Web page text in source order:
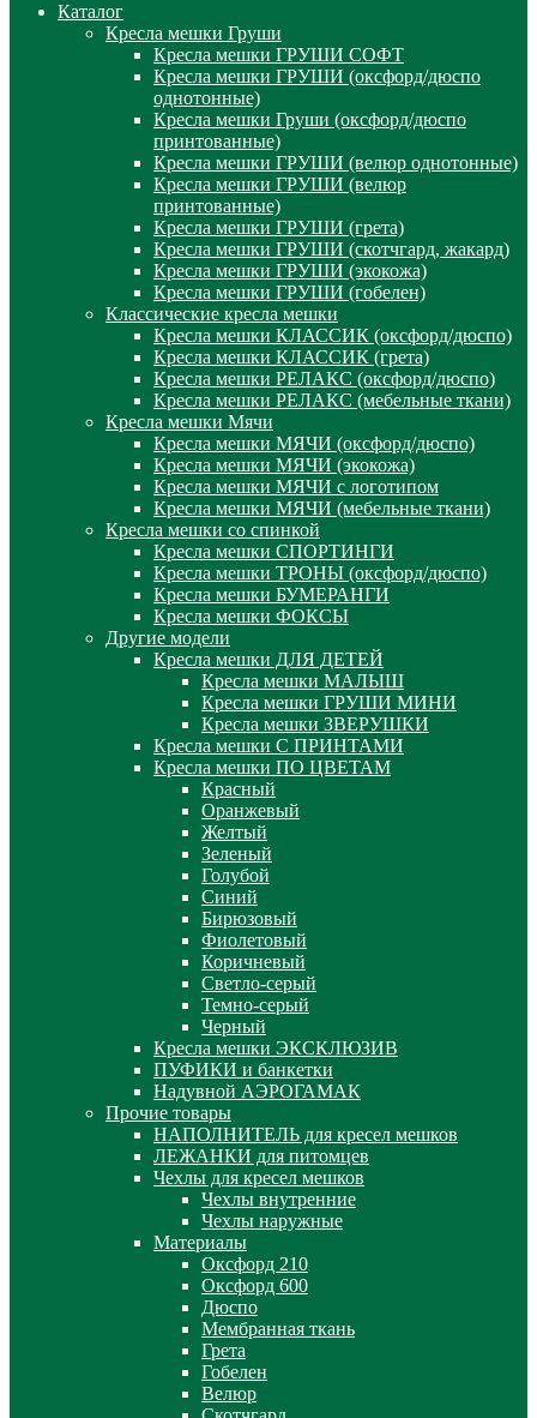
Каталог
Кресла мешки Груши
Кресла мешки ГРУШИ СОФТ
Кресла мешки ГРУШИ (оксфорд/дюспо
однотонные)
Кресла мешки Груши (оксфорд/дюспо
принтованные)
Кресла мешки ГРУШИ (велюр однотонные)
Кресла мешки ГРУШИ (велюр
принтованные)
Кресла мешки ГРУШИ (грета)
Кресла мешки ГРУШИ (скотчгард, жакард)
Кресла мешки ГРУШИ (экокожа)
Кресла мешки ГРУШИ (гобелен)
Классические кресла мешки
Кресла мешки КЛАССИК (оксфорд/дюспо)
Кресла мешки КЛАССИК (грета)
Креслa мешки РЕЛАКС (оксфорд/дюспо)
Креслa мешки РЕЛАКС (мебельные ткани)
Кресла мешки Мячи
Кресла мешки МЯЧИ (оксфорд/дюспо)
Кресла мешки МЯЧИ (экокожа)
Кресла мешки МЯЧИ с логотипом
Кресла мешки МЯЧИ (мебельные ткани)
Кресла мешки со спинкой
Кресла мешки СПОРТИНГИ
Кресла мешки ТРОНЫ (оксфорд/дюспо)
Кресла мешки БУМЕРАНГИ
Кресла мешки ФОКСЫ
Другие модели
Кресла мешки ДЛЯ ДЕТЕЙ
Кресла мешки МАЛЫШ
Кресла мешки ГРУШИ МИНИ
Кресла мешки ЗВЕРУШКИ
Кресла мешки С ПРИНТАМИ
Кресла мешки ПО ЦВЕТАМ
Красный
Оранжевый
Желтый
Зеленый
Голубой
Синий
Бирюзовый
Фиолетовый
Коричневый
Светло-серый
Темно-серый
Черный
Кресла мешки ЭКСКЛЮЗИВ
ПУФИКИ и банкетки
Надувной АЭРОГАМАК
Прочие товары
НАПОЛНИТЕЛЬ для кресел мешков
ЛЕЖАНКИ для питомцев
Чехлы для кресел мешков
Чехлы внутренние
Чехлы наружные
Материалы
Оксфорд 210
Оксфорд 600
Дюспо
Мембранная ткань
Грета
Гобелен
Велюр